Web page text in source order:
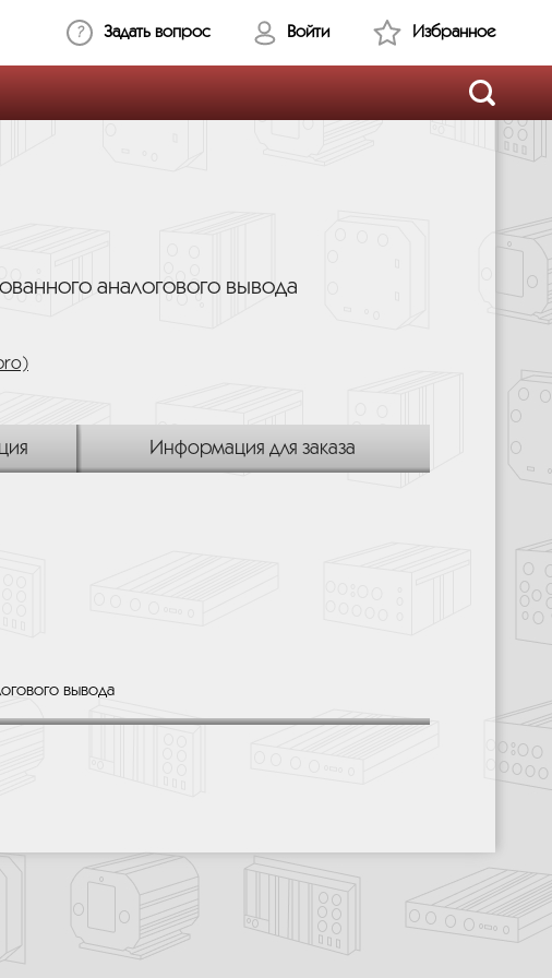
Задать вопрос Войти Избранное
аналогового вывода
Информация для заказа
вывода